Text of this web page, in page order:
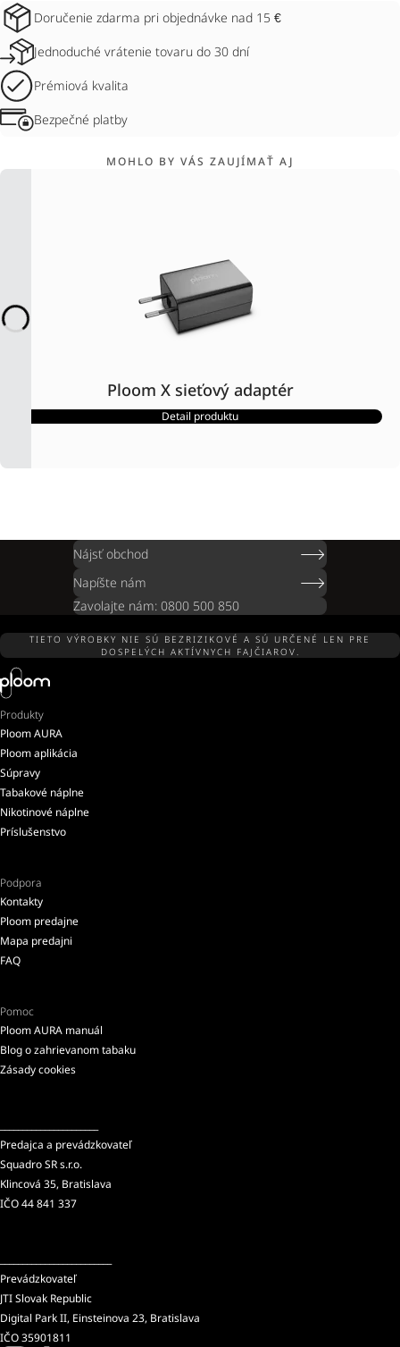
Doručenie zdarma pri objednávke nad 15 €
Jednoduché vrátenie tovaru do 30 dní
Prémiová kvalita
Bezpečné platby
MOHLO BY VÁS ZAUJÍMAŤ AJ
Ploom X sieťový adaptér
Detail produktu
Nájsť obchod
Napíšte nám
Zavolajte nám: 0800 500 850
TIETO VÝROBKY NIE SÚ BEZRIZIKOVÉ A SÚ URČENÉ LEN PRE
DOSPELÝCH AKTÍVNYCH FAJČIAROV.
Produkty
Ploom AURA
Ploom aplikácia
Súpravy
Tabakové náplne
Nikotinové náplne
Príslušenstvo
Podpora
Kontakty
Ploom predajne
Mapa predajni
FAQ
Pomoc
Ploom AURA manuál
Blog o zahrievanom tabaku
Zásady cookies
Predajca a prevádzkovateľ
Squadro SR s.r.o.
Klincová 35, Bratislava
IČO 44 841 337
Prevádzkovateľ
JTI Slovak Republic
Digital Park II, Einsteinova 23, Bratislava
IČO 35901811